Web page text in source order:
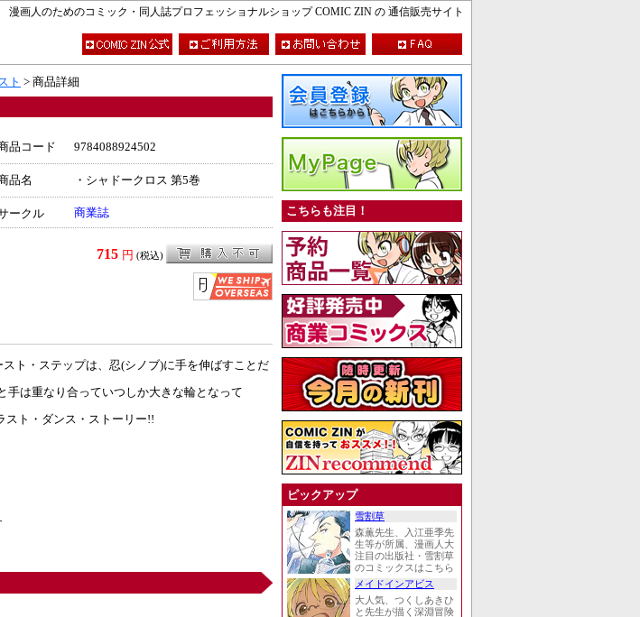
漫画人のためのコミック・同人誌プロフェッショナルショップ COMIC ZIN の 通信販売サイト
ト > 商品詳細
品コード 9784088924502
品名 ・シャドークロス 第5巻
ークル 商業誌
715 円 (税込)
ト・ステップは、忍(シノブ)に手を伸ばすことだ
は重なり合っていつしか大きな輪となって
スト・ダンス・ストーリー!!
こちらも注目！
ピックアップ
雪割草
森薫先生、入江亜季先
生等が所属、漫画人大
注目の出版社・雪割草
のコミックスはこちら
メイドインアビス
大人気、つくしあきひ
と先生が描く深淵冒険